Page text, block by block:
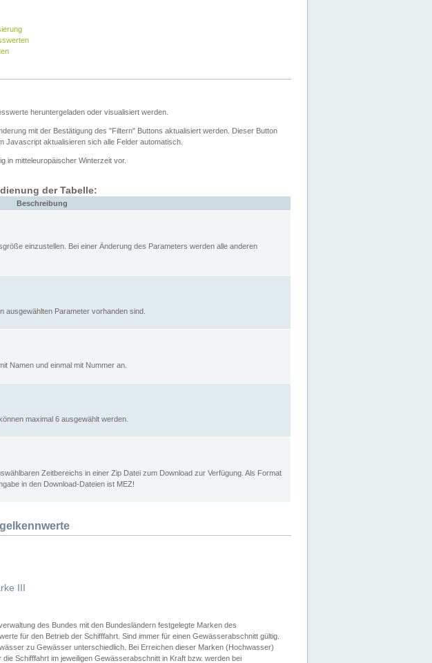
heruntergeladen oder visualisiert werden.
mit der Bestätigung des "Filtern" Buttons aktualisiert werden. Dieser Button
aktualisieren sich alle Felder automatisch.
in mitteleuropäischer Winterzeit vor.
der Tabelle:
Beschreibung
einzustellen. Bei einer Änderung des Parameters werden alle anderen
ausgewählten Parameter vorhanden sind.
Namen und einmal mit Nummer an.
maximal 6 ausgewählt werden.
Zeitbereichs in einer Zip Datei zum Download zur Verfügung. Als Format
in den Download-Dateien ist MEZ!
III
des Bundes mit den Bundesländern festgelegte Marken des
für den Betrieb der Schifffahrt. Sind immer für einen Gewässerabschnitt gültig.
zu Gewässer unterschiedlich. Bei Erreichen dieser Marken (Hochwasser)
Schifffahrt im jeweiligen Gewässerabschnitt in Kraft bzw. werden bei